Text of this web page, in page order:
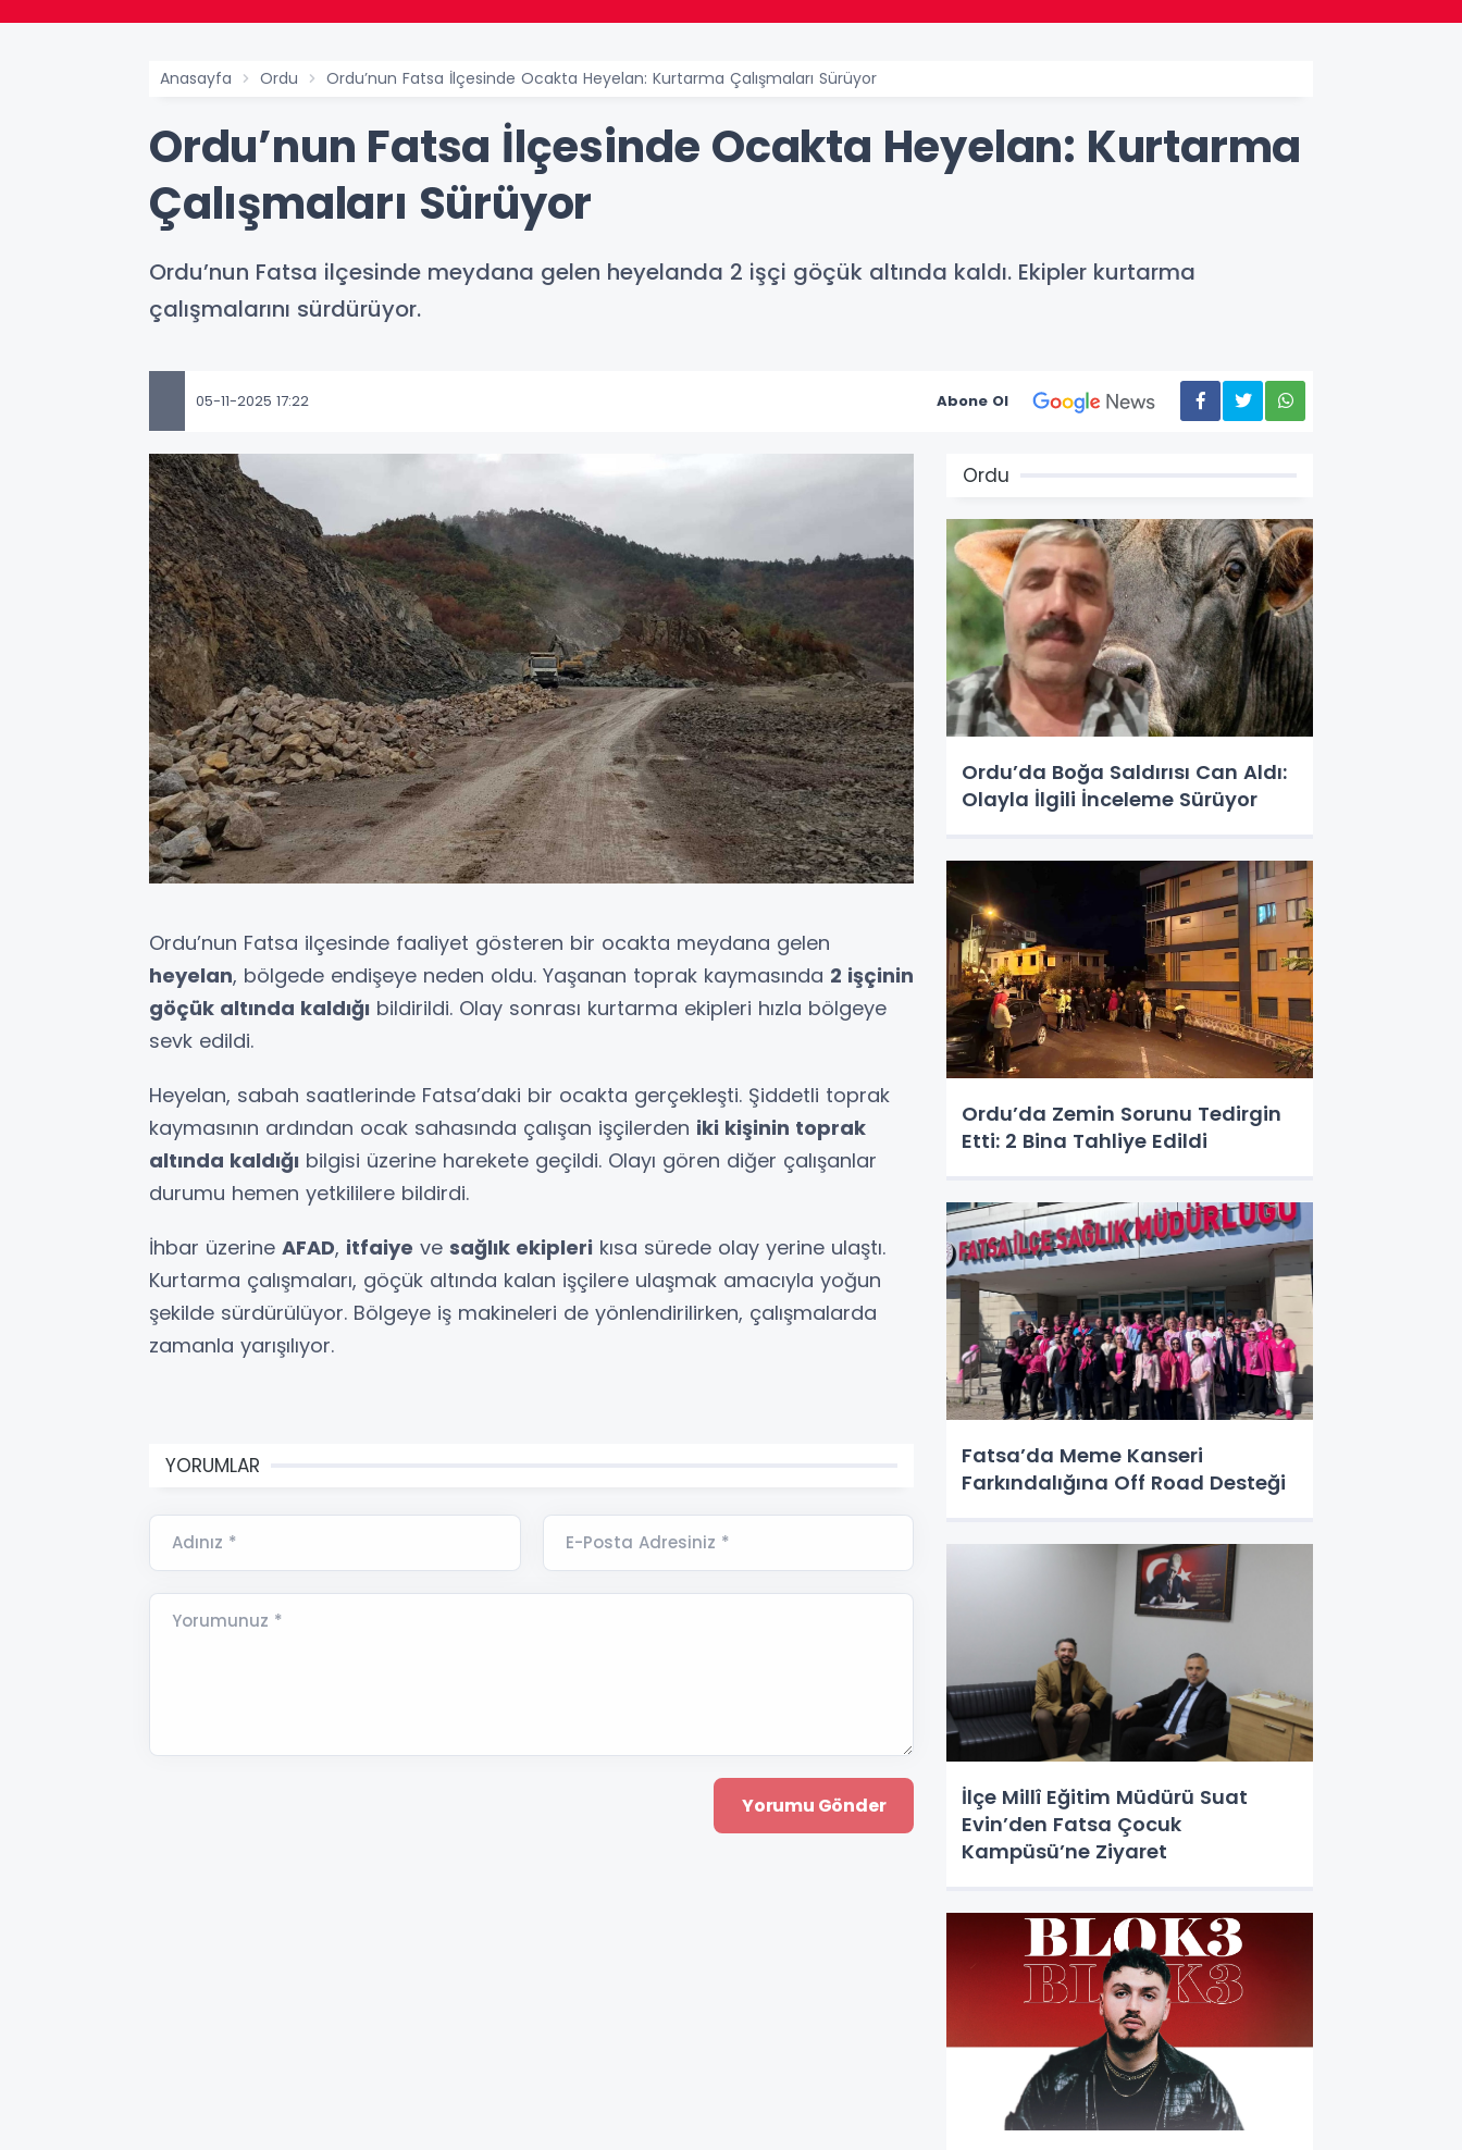
Anasayfa Ordu Ordu’nun Fatsa İlçesinde Ocakta Heyelan: Kurtarma Çalışmaları Sürüyor
Ordu’nun Fatsa İlçesinde Ocakta Heyelan: Kurtarma
Çalışmaları Sürüyor
Ordu’nun Fatsa ilçesinde meydana gelen heyelanda 2 işçi göçük altında kaldı. Ekipler kurtarma
çalışmalarını sürdürüyor.
05-11-2025 17:22 Abone Ol
Ordu’nun Fatsa ilçesinde faaliyet gösteren bir ocakta meydana gelen
heyelan, bölgede endişeye neden oldu. Yaşanan toprak kaymasında 2 işçinin
göçük altında kaldığı bildirildi. Olay sonrası kurtarma ekipleri hızla bölgeye
sevk edildi.
Heyelan, sabah saatlerinde Fatsa’daki bir ocakta gerçekleşti. Şiddetli toprak
kaymasının ardından ocak sahasında çalışan işçilerden iki kişinin toprak
altında kaldığı bilgisi üzerine harekete geçildi. Olayı gören diğer çalışanlar
durumu hemen yetkililere bildirdi.
İhbar üzerine AFAD, itfaiye ve sağlık ekipleri kısa sürede olay yerine ulaştı.
Kurtarma çalışmaları, göçük altında kalan işçilere ulaşmak amacıyla yoğun
şekilde sürdürülüyor. Bölgeye iş makineleri de yönlendirilirken, çalışmalarda
zamanla yarışılıyor.
YORUMLAR
Adınız * E-Posta Adresiniz *
Yorumunuz *
Ordu
Ordu’da Boğa Saldırısı Can Aldı:
Olayla İlgili İnceleme Sürüyor
Ordu’da Zemin Sorunu Tedirgin
Etti: 2 Bina Tahliye Edildi
Fatsa’da Meme Kanseri
Farkındalığına Off Road Desteği
İlçe Millî Eğitim Müdürü Suat
Evin’den Fatsa Çocuk
Kampüsü’ne Ziyaret